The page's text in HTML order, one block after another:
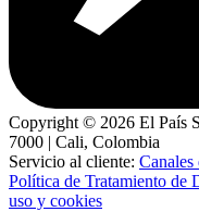
Copyright © 2026 El País
7000 | Cali, Colombia
Servicio al cliente:
Política de Tratamiento de
uso y cookies